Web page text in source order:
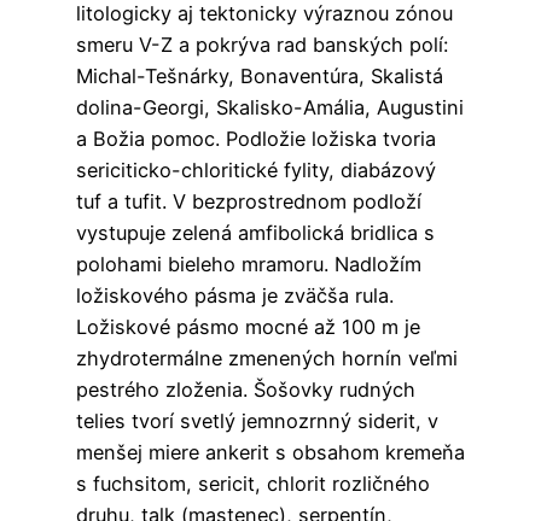
litologicky aj tektonicky výraznou zónou
smeru V-Z a pokrýva rad banských polí:
Michal-Tešnárky, Bonaventúra, Skalistá
dolina-Georgi, Skalisko-Amália, Augustini
a Božia pomoc. Podložie ložiska tvoria
sericiticko-chloritické fylity, diabázový
tuf a tufit. V bezprostrednom podloží
vystupuje zelená amfibolická bridlica s
polohami bieleho mramoru. Nadložím
ložiskového pásma je zväčša rula.
Ložiskové pásmo mocné až 100 m je
zhydrotermálne zmenených hornín veľmi
pestrého zloženia. Šošovky rudných
telies tvorí svetlý jemnozrnný siderit, v
menšej miere ankerit s obsahom kremeňa
s fuchsitom, sericit, chlorit rozličného
druhu, talk (mastenec), serpentín,